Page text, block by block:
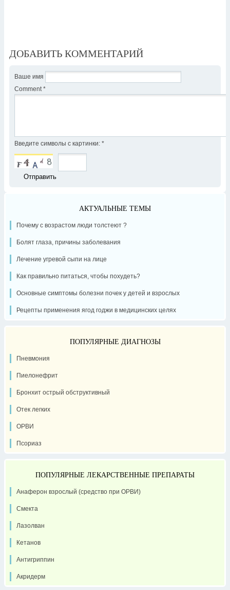
ДОБАВИТЬ КОММЕНТАРИЙ
Ваше имя
Comment *
Введите символы с картинки: *
АКТУАЛЬНЫЕ ТЕМЫ
Почему с возрастом люди толстеют ?
Болят глаза, причины заболевания
Лечение угревой сыпи на лице
Как правильно питаться, чтобы похудеть?
Основные симптомы болезни почек у детей и взрослых
Рецепты применения ягод годжи в медицинских целях
ПОПУЛЯРНЫЕ ДИАГНОЗЫ
Пневмония
Пиелонефрит
Бронхит острый обструктивный
Отек легких
ОРВИ
Псориаз
ПОПУЛЯРНЫЕ ЛЕКАРСТВЕННЫЕ ПРЕПАРАТЫ
Анаферон взрослый (средство при ОРВИ)
Смекта
Лазолван
Кетанов
Антигриппин
Акридерм